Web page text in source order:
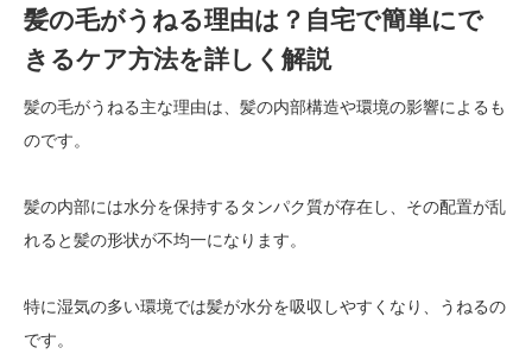
髪の毛がうねる理由は？自宅で簡単にで
きるケア方法を詳しく解説
髪の毛がうねる主な理由は、髪の内部構造や環境の影響によるも
のです。
髪の内部には水分を保持するタンパク質が存在し、その配置が乱
れると髪の形状が不均一になります。
特に湿気の多い環境では髪が水分を吸収しやすくなり、うねるの
です。